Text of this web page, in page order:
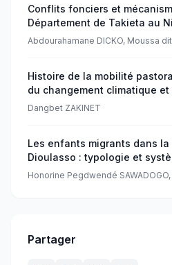
Conflits fonciers et
Département de Takieta au
Abdourahamane DICKO, Moussa
Histoire de la mobilité
du changement climatique
juridique depuis la loi de 1959
Dangbet ZAKINET
Les enfants migrants dans
Dioulasso : typologie et
Honorine Pegdwendé SAWADOGO,
Partager